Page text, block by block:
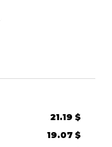
21.19 $
19.07 $